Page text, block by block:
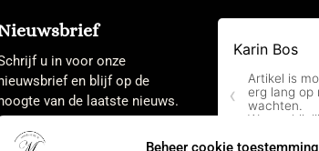
Beheer cookie toestemming
u in voor onze
en blijf op de
hoogte van de laatste nieuws.